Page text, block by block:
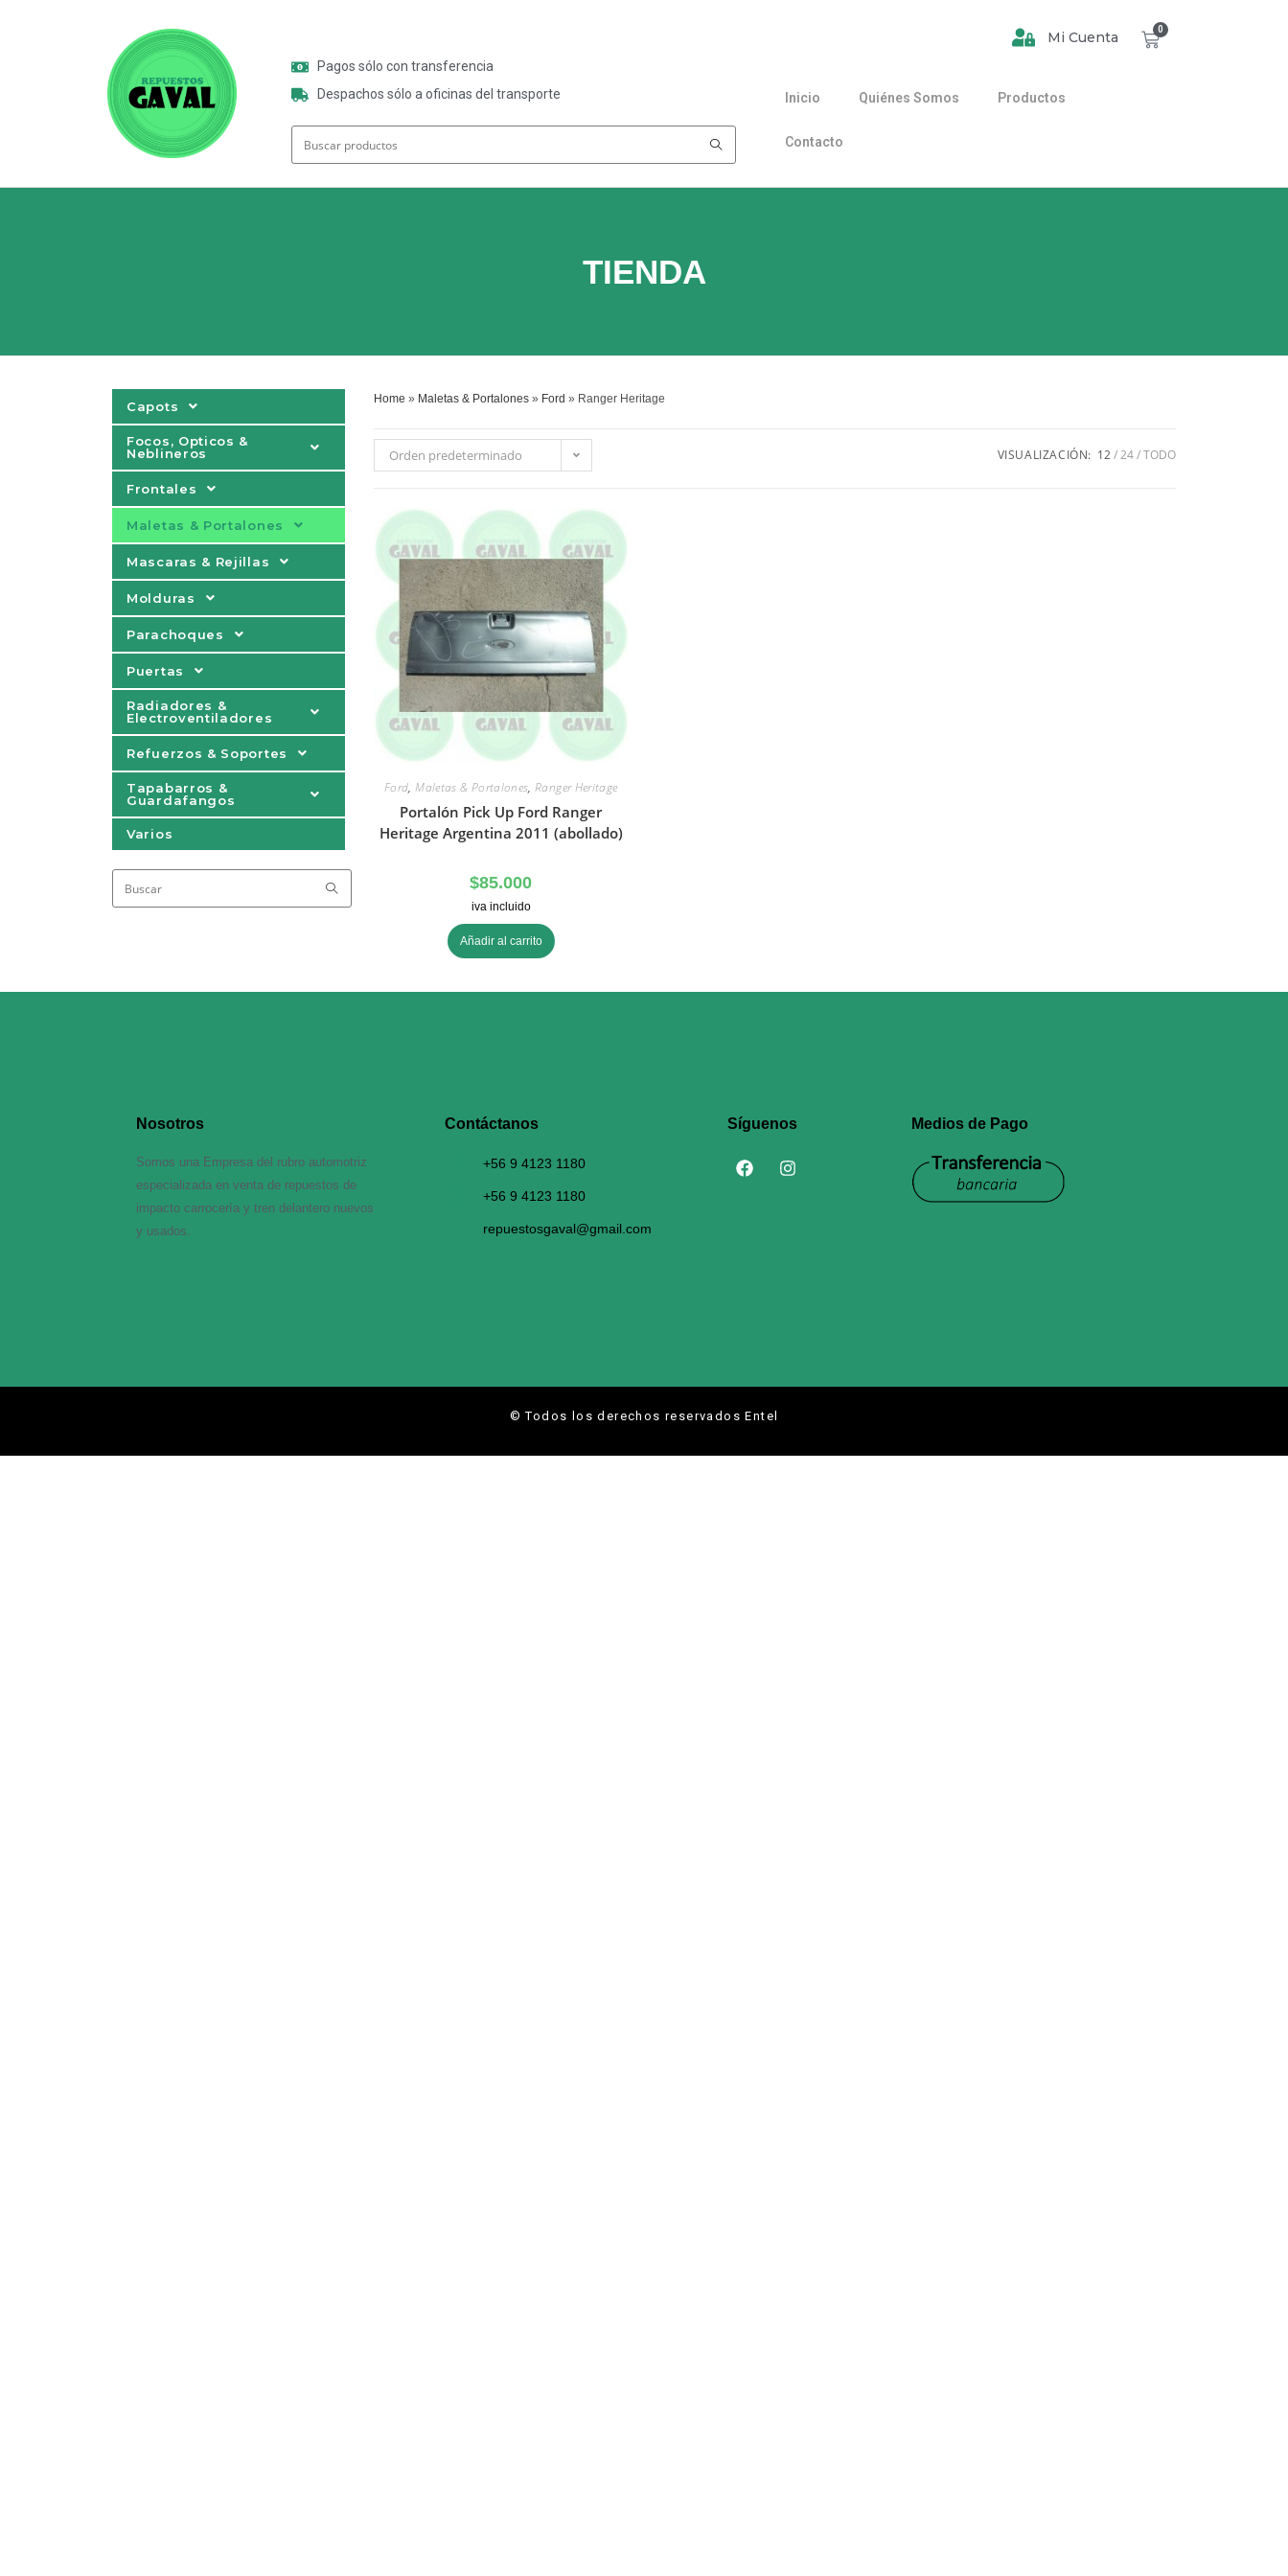
Pagos sólo con transferencia
Despachos sólo a oficinas del transporte
Mi Cuenta 0
Inicio Quiénes Somos Productos
Contacto
TIENDA
Capots
Focos, Opticos &
Neblineros
Frontales
Maletas & Portalones
Mascaras & Rejillas
Molduras
Parachoques
Puertas
Radiadores &
Electroventiladores
Refuerzos & Soportes
Tapabarros &
Guardafangos
Varios
Home » Maletas & Portalones» Ford » Ranger Heritage
Orden predeterminado VISUALIZACIÓN: 12 24 TODO
Ford,Maletas & Portalones,Ranger Heritage
Portalón Pick Up Ford Ranger
Heritage Argentina 2011 (abollado)
$85.000
iva incluido
Añadir al carrito
Nosotros
Somos una Empresa del rubro automotriz
especializada en venta de repuestos de
impacto carrocería y tren delantero nuevos
y usados.
Contáctanos​
+56 9 4123 1180
+56 9 4123 1180
repuestosgaval@gmail.com
Síguenos Medios de Pago
© Todos los derechos reservados Entel